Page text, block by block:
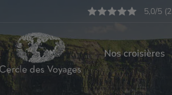
5,0/5
Nos croisières